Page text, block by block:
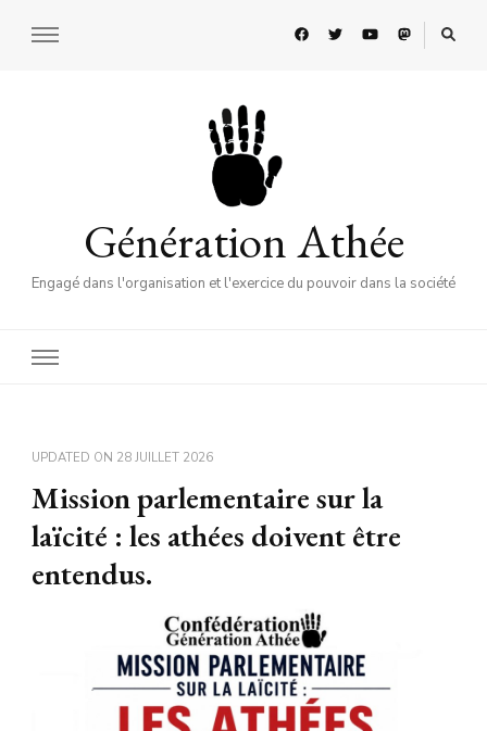
Génération Athée
Engagé dans l'organisation et l'exercice du pouvoir dans la société
UPDATED ON 28 JUILLET 2026
Mission parlementaire sur la
laïcité : les athées doivent être
entendus.